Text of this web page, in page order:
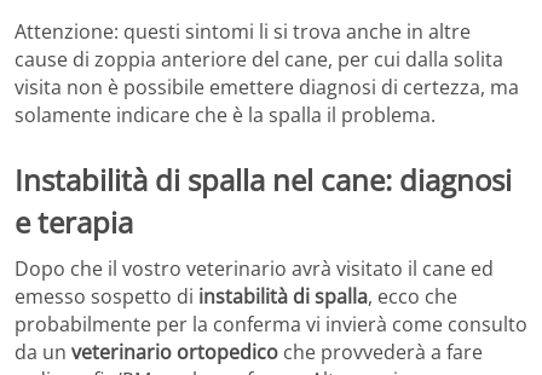
Attenzione: questi sintomi li si trova anche in altre
cause di zoppia anteriore del cane, per cui dalla solita
visita non è possibile emettere diagnosi di certezza, ma
solamente indicare che è la spalla il problema.
Instabilità di spalla nel cane: diagnosi
e terapia
Dopo che il vostro veterinario avrà visitato il cane ed
emesso sospetto di instabilità di spalla, ecco che
probabilmente per la conferma vi invierà come consulto
da un veterinario ortopedico che provvederà a fare